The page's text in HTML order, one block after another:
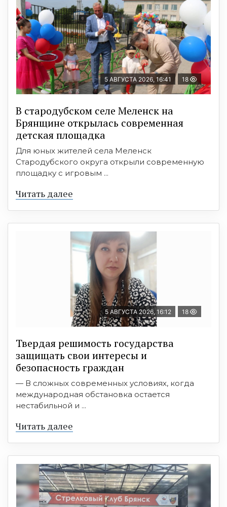
5 АВГУСТА 2026, 16:41 18
В стародубском селе Меленск на
Брянщине открылась современная
детская площадка
Для юных жителей села Меленск
Стародубского округа открыли современную
площадку с игровым ...
Читать далее
5 АВГУСТА 2026, 16:12 18
Твердая решимость государства
защищать свои интересы и
безопасность граждан
— В сложных современных условиях, когда
международная обстановка остается
нестабильной и ...
Читать далее